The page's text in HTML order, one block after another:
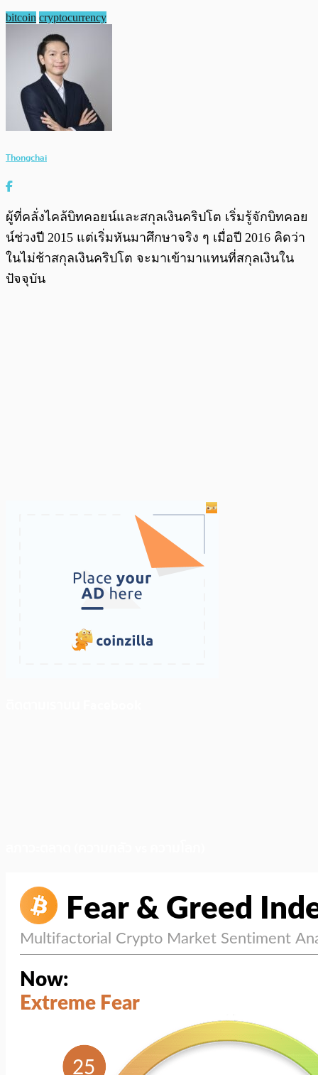
bitcoin cryptocurrency
Thongchai
ผู้ที่คลั่งไคล้บิทคอยน์และสกุลเงินคริปโต เริ่มรู้จักบิทคอย
น์ช่วงปี 2015 แต่เริ่มหันมาศึกษาจริง ๆ เมื่อปี 2016 คิดว่า
ในไม่ช้าสกุลเงินคริปโต จะมาเข้ามาแทนที่สกุลเงินใน
ปัจจุบัน